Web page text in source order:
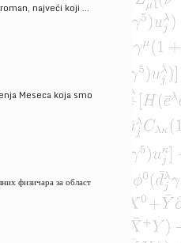
najveći koji ...
Meseca koja smo
физичара за област